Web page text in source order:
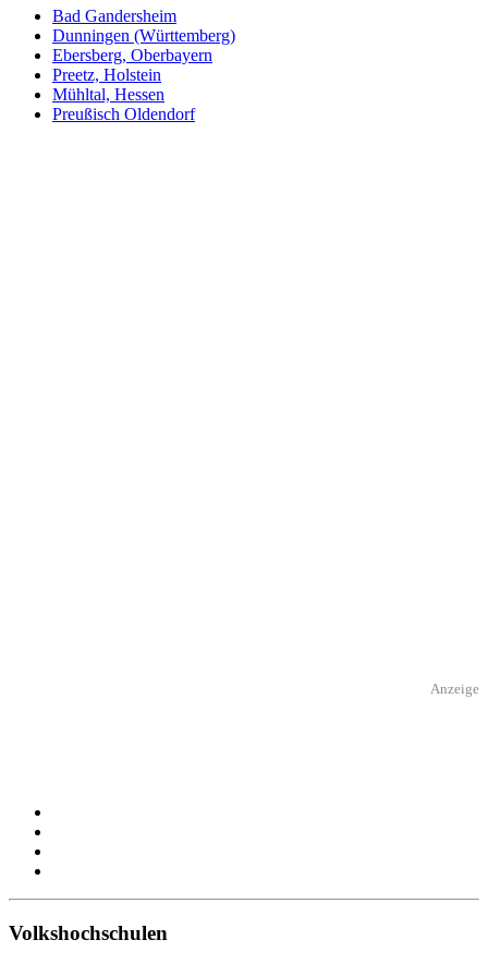
Bad Gandersheim
Dunningen (Württemberg)
Ebersberg, Oberbayern
Preetz, Holstein
Mühltal, Hessen
Preußisch Oldendorf
Anzeige
Volkshochschulen